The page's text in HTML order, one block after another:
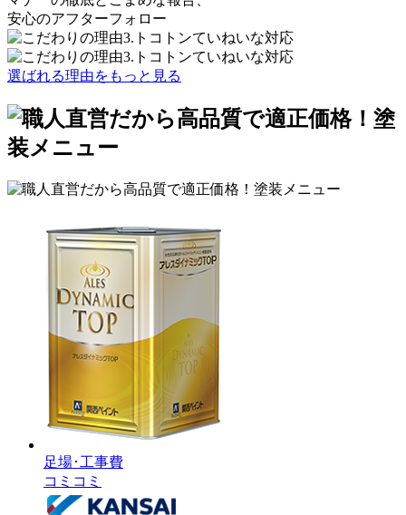
安心のアフターフォロー
選ばれる理由をもっと見る
足場･工事費
コミコミ